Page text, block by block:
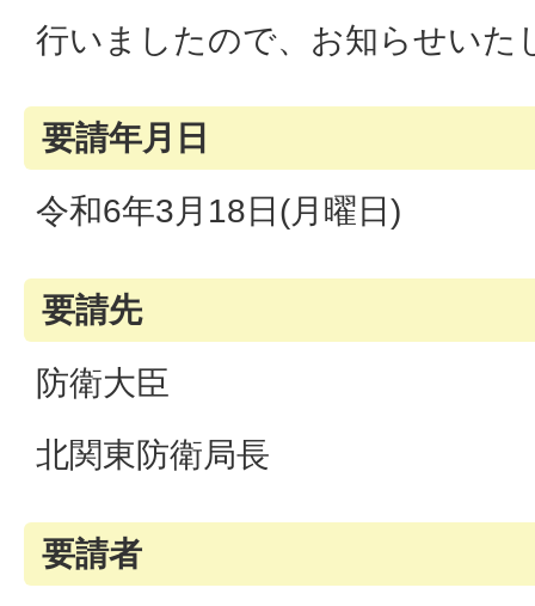
行いましたので、お知らせいた
要請年月日
令和6年3月18日(月曜日)
要請先
防衛大臣
北関東防衛局長
要請者